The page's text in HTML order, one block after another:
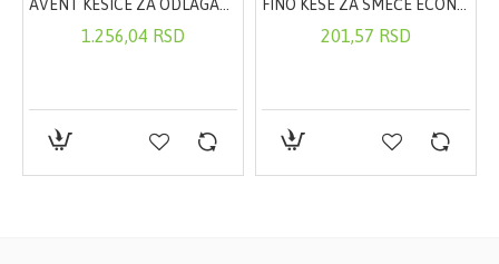
1.256,04 RSD 201,57 RSD